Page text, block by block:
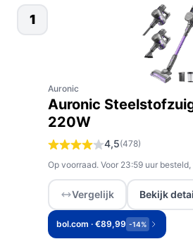
1
Auronic
Auronic
220W
4,5(478)
Op voorraad. Voor 23:59 uur
Vergelijk Bekijk
bol.com · €89,99 -14%